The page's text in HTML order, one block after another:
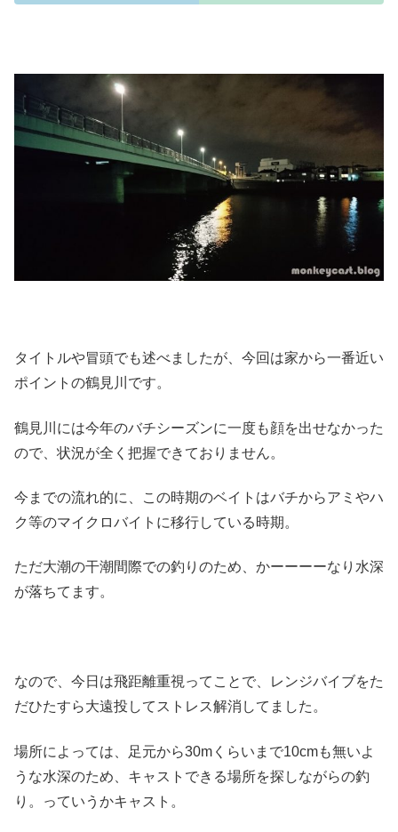
タイトルや冒頭でも述べましたが、今回は家から一番近い
ポイントの鶴見川です。
鶴見川には今年のバチシーズンに一度も顔を出せなかった
ので、状況が全く把握できておりません。
今までの流れ的に、この時期のベイトはバチからアミやハ
ク等のマイクロバイトに移行している時期。
ただ大潮の干潮間際での釣りのため、かーーーーなり水深
が落ちてます。
なので、今日は飛距離重視ってことで、レンジバイブをた
だひたすら大遠投してストレス解消してました。
場所によっては、足元から30mくらいまで10cmも無いよ
うな水深のため、キャストできる場所を探しながらの釣
り。っていうかキャスト。